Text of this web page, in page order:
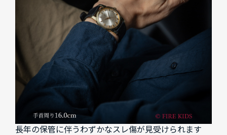
長年の保管に伴うわずかなスレ傷が見受けられます